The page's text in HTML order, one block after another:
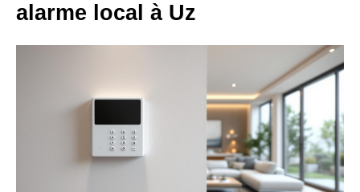
alarme local à Uz